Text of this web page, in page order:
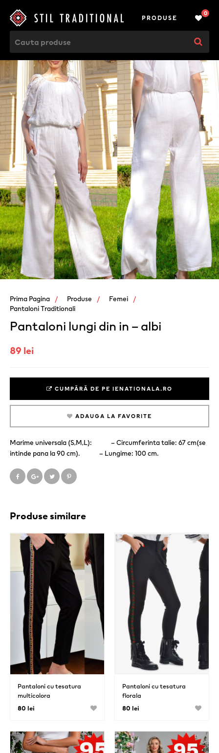
PRODUSE
0
Prima Pagina Produse
Femei
Pantaloni Traditionali
Pantaloni lungi din in – albi
89 lei
CUMPĂRĂ DE PE IENATIONALA.RO
ADAUGA LA FAVORITE
Marime universala (S,M,L): – Circumferinta talie: 67 cm(se
intinde pana la 90 cm). – Lungime: 100 cm.
Produse similare
Pantaloni cu tesatura
multicolora
80 lei
Pantaloni cu tesatura
florala
80 lei